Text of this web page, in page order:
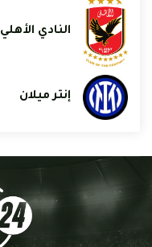
النادي الأهلي
إنتر ميلان